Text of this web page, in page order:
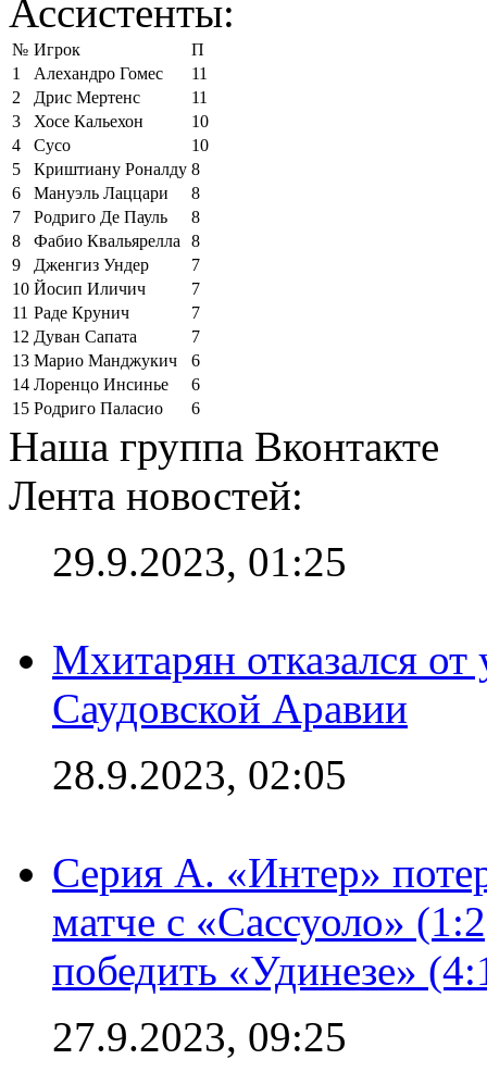
Ассистенты:
№ Игрок
П
1
Алехандро Гомес
11
2
Дрис Мертенс
11
3
Хосе Кальехон
10
4
Сусо
10
5
Криштиану Роналду 8
6
Мануэль Лаццари
8
7
Родриго Де Пауль
8
8
Фабио Квальярелла
8
9
Дженгиз Ундер
7
10 Йосип Иличич
7
11 Раде Крунич
7
12 Дуван Сапата
7
13 Марио Манджукич
6
14 Лоренцо Инсинье
6
15 Родриго Паласио 6
Наша группа Вконтакте
Лента новостей:
29.9.2023, 01:25
Мхитарян отказался от
Саудовской Аравии
28.9.2023, 02:05
Серия А. «Интер»
матче с «Сассуоло»
победить «Удинезе»
27.9.2023, 09:25